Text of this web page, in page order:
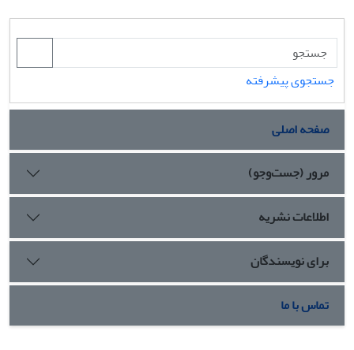
جستجوی پیشرفته
صفحه اصلی
مرور (جست‌وجو)
اطلاعات نشریه
برای نویسندگان
تماس با ما